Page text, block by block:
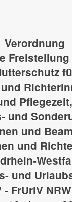
Verordnung
Freistellung
Pflegezeit,
und
und
und
und
- FrUrlV